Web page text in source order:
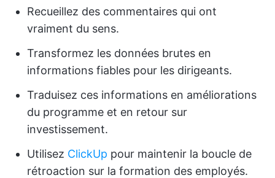
Recueillez des commentaires qui ont
vraiment du sens.
Transformez les données brutes en
informations fiables pour les dirigeants.
Traduisez ces informations en améliorations
du programme et en retour sur
investissement.
Utilisez ClickUp pour maintenir la boucle de
rétroaction sur la formation des employés.